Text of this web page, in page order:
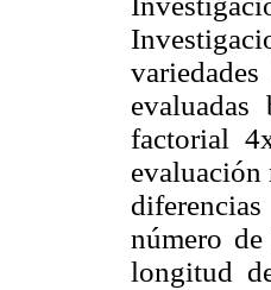
factorial
evaluación
número
longitud